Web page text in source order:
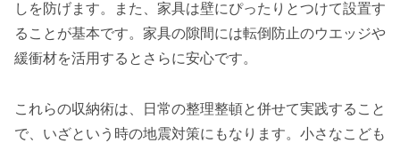
しを防げます。また、家具は壁にぴったりとつけて設置す
ることが基本です。家具の隙間には転倒防止のウエッジや
緩衝材を活用するとさらに安心です。
これらの収納術は、日常の整理整頓と併せて実践すること
で、いざという時の地震対策にもなります。小さなこども